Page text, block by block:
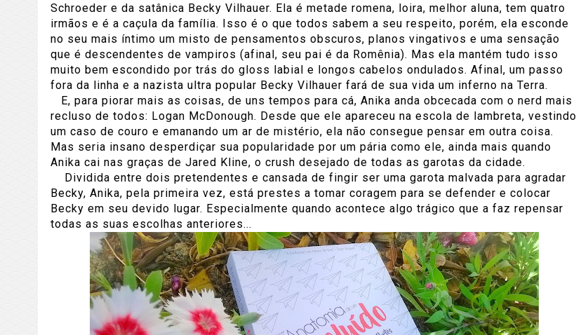
Schroeder e da satânica Becky Vilhauer. Ela é metade romena, loira, melhor aluna, tem quatro
irmãos e é a caçula da família. Isso é o que todos sabem a seu respeito, porém, ela esconde
no seu mais íntimo um misto de pensamentos obscuros, planos vingativos e uma sensação
que é descendentes de vampiros (afinal, seu pai é da Romênia). Mas ela mantém tudo isso
muito bem escondido por trás do gloss labial e longos cabelos ondulados. Afinal, um passo
fora da linha e a nazista ultra popular Becky Vilhauer fará de sua vida um inferno na Terra.
E, para piorar mais as coisas, de uns tempos para cá, Anika anda obcecada com o nerd mais
recluso de todos: Logan McDonough. Desde que ele apareceu na escola de lambreta, vestindo
um caso de couro e emanando um ar de mistério, ela não consegue pensar em outra coisa.
Mas seria insano desperdiçar sua popularidade por um pária como ele, ainda mais quando
Anika cai nas graças de Jared Kline, o crush desejado de todas as garotas da cidade.
Dividida entre dois pretendentes e cansada de fingir ser uma garota malvada para agradar
Becky, Anika, pela primeira vez, está prestes a tomar coragem para se defender e colocar
Becky em seu devido lugar. Especialmente quando acontece algo trágico que a faz repensar
todas as suas escolhas anteriores...